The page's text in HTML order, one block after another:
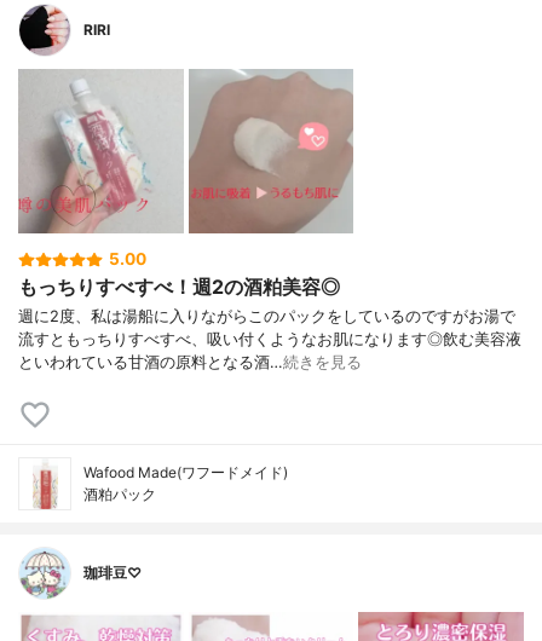
RIRI
5.00
もっちりすべすべ！週2の酒粕美容◎
週に2度、私は湯船に入りながらこのパックをしているのですがお湯で
流すともっちりすべすべ、吸い付くようなお肌になります◎飲む美容液
といわれている甘酒の原料となる酒…続きを見る
Wafood Made(ワフードメイド)
酒粕パック
珈琲豆♡